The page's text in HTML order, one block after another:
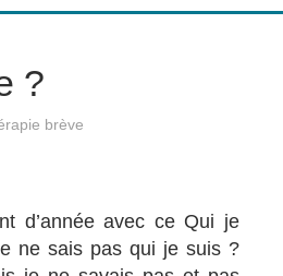
?
brève
d’année avec ce Qui je
ne sais pas qui je suis ?